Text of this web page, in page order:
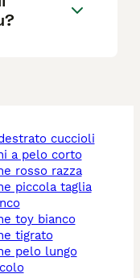
cuccioli
a pelo corto
rosso razza
toy bianco
tigrato